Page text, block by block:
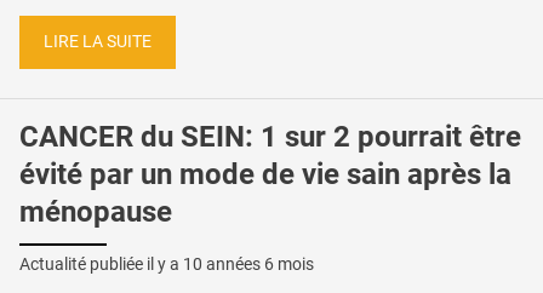
LIRE LA SUITE
CANCER du SEIN: 1 sur 2 pourrait être
évité par un mode de vie sain après la
ménopause
Actualité publiée il y a 10 années 6 mois